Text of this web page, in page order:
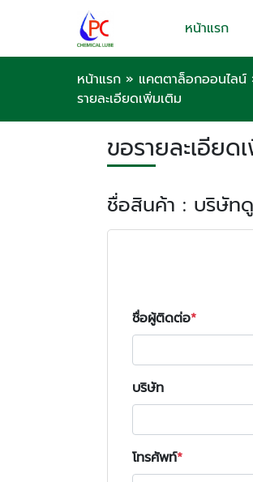
หน้าแรก
หน้าแรก » แคตตาล็อกออนไลน์
รายละเอียดเพิ่มเติม
ขอรายละเอียด
ชื่อสินค้า : บริษัท
ชื่อผู้ติดต่อ
บริษัท
โทรศัพท์